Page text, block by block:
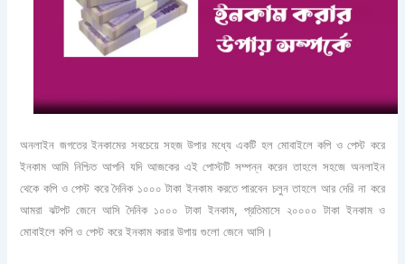
অনলাইন জগতের ইনকামের সবচেয়ে সহজ উপার মধ্যে একটি হল মোবাইলে কপি ও পেস্ট করে
ইনকাম আমি নিশ্চিত আপনি যদি আজকের এই পোস্টটি সম্পন্ন করেন তাহলে সহজে অনলাইন
থেকে কপি ও পেস্ট করে দৈনিক ১০০০ টাকা ইনকাম করতে পারবেন চলুন তাহলে আর দেরি না করে
আমরা ঝটপট জেনে আসি দৈনিক ১০০০ টাকা ইনকাম, প্রতিমাসে ২০০০০ টাকা ইনকাম ও
মোবাইলে কপি ও পেস্ট করে ইনকাম করার উপায় গুলো জেনে আসি।